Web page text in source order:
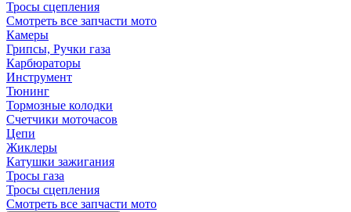
Тросы сцепления
Смотреть все запчасти мото
Камеры
Грипсы, Ручки газа
Карбюраторы
Инструмент
Тюнинг
Тормозные колодки
Счетчики моточасов
Цепи
Жиклеры
Катушки зажигания
Тросы газа
Тросы сцепления
Смотреть все запчасти мото